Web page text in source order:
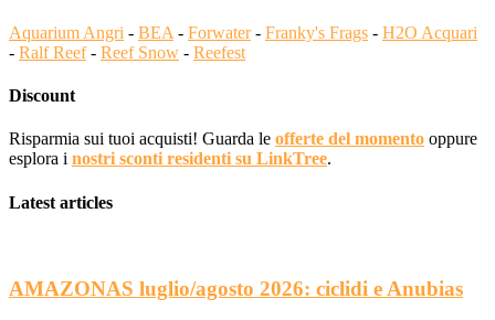
Aquarium Angri - BEA - Forwater- Franky's Frags - H2O Acquari
- Ralf Reef- Reef Snow - Reefest
Discount
Risparmia sui tuoi acquisti! Guarda le offerte del momento oppure
esplora i nostri sconti residenti su LinkTree.
Latest articles
AMAZONAS luglio/agosto 2026: ciclidi e Anubias